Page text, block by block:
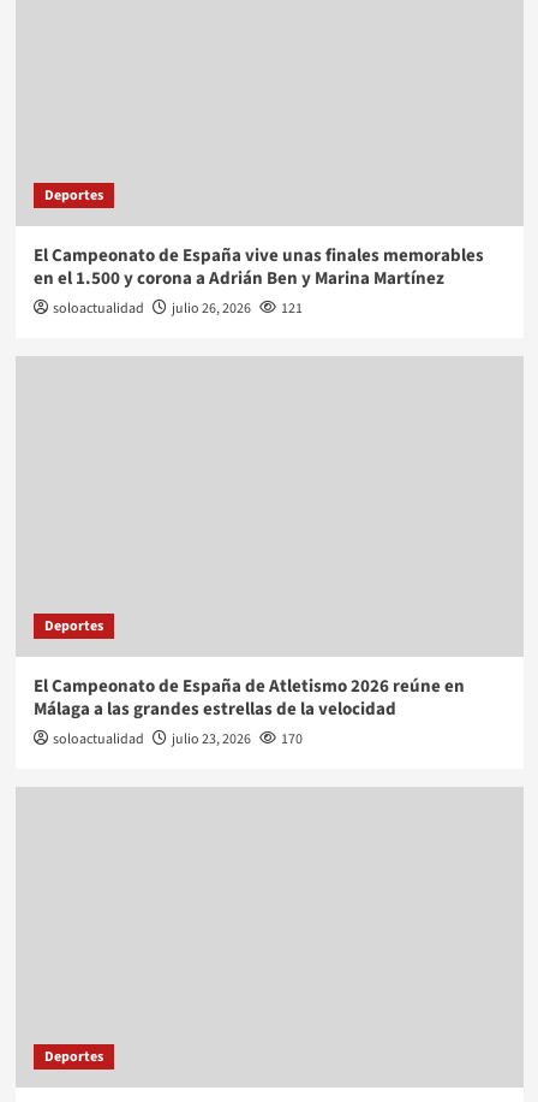
Deportes
El Campeonato de España vive unas finales memorables
en el 1.500 y corona a Adrián Ben y Marina Martínez
soloactualidad julio 26, 2026 121
Deportes
El Campeonato de España de Atletismo 2026 reúne en
Málaga a las grandes estrellas de la velocidad
soloactualidad julio 23, 2026 170
Deportes